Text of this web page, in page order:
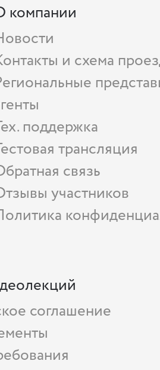
компании
и схема
поддержка
трансляция
связь
участников
соглашение